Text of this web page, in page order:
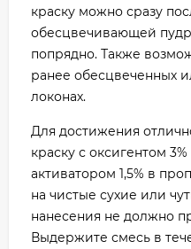
краску можно сразу
обесцвечивающей
попрядно. Также
ранее обесцвеченных
локонах.
Для достижения
краску с оксигентом
активатором 1,5% в
на чистые сухие или
нанесения не должно
Выдержите смесь в